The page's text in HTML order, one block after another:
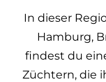
In dieser
Hamburg,
findest du
Züchtern, die